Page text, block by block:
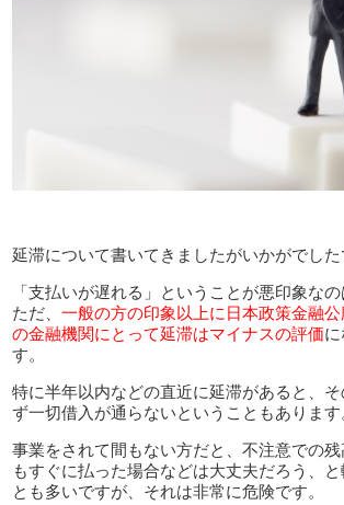
延滞について書いてきましたがいかがでした
「支払いが遅れる」ということが悪印象なの
ただ、一般の方の印象以上に日本政策金融
の金融機関にとって延滞はマイナスの評価
す。
特に半年以内などの直近に延滞があると、
ず一切借入が通らないということもあります
事業をされて間もない方だと、不注意での
もすぐに払った場合などは大丈夫だろう、
とも多いですが、それは非常に危険です。